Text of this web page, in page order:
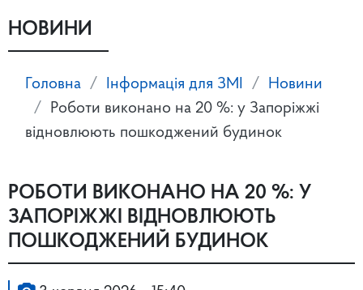
НОВИНИ
Головна Інформація для ЗМІ
Новини
Роботи виконано на 20 %: у Запоріжжі
відновлюють пошкоджений будинок
РОБОТИ ВИКОНАНО НА 20 %: У
ЗАПОРІЖЖІ ВІДНОВЛЮЮТЬ
ПОШКОДЖЕНИЙ БУДИНОК